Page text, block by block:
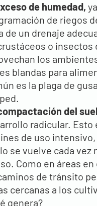
de humedad,
de riegos
de un drenaje
o insectos
los
blandas para
es la plaga de
del
radicular. Esto
de uso
se vuelve cada vez
Como en áreas
de tránsito
cercanas a los
genera?